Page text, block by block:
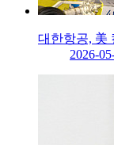
대한항공, 美
2026-